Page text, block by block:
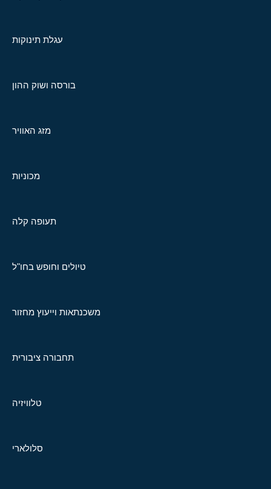
עגלת תינוקות
בורסה ושוק ההון
מזג האוויר
מכוניות
תעופה קלה
טיולים וחופש בחו"ל
משכנתאות וייעוץ מחזור
תחבורה ציבורית
טלוויזיה
סלולארי